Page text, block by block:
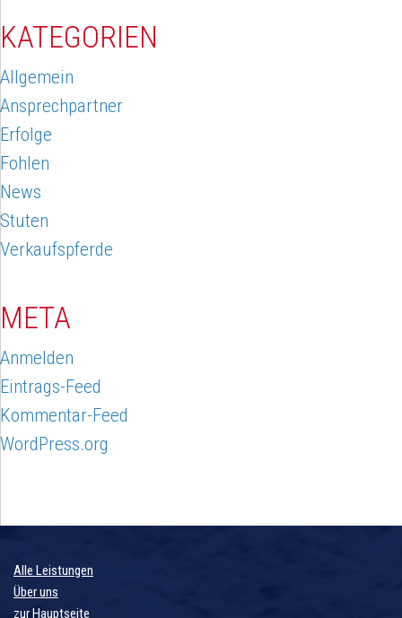
KATEGORIEN
Allgemein
Ansprechpartner
Erfolge
Fohlen
News
Stuten
Verkaufspferde
META
Anmelden
Eintrags-Feed
Kommentar-Feed
WordPress.org
Alle Leistungen
Über uns
zur Hauptseite